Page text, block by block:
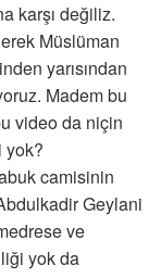
karşı değiliz.
Müslüman
yarısından
Madem bu
video da niçin
yok?
camisinin
Geylani
ve
yok da